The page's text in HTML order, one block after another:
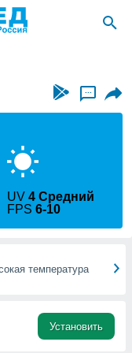
...
UV4 Средний
FPS6-10
температура
Установить